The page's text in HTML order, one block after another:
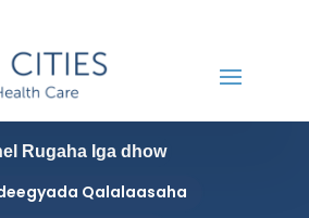
Rugaha Iga dhow
Qalalaasaha